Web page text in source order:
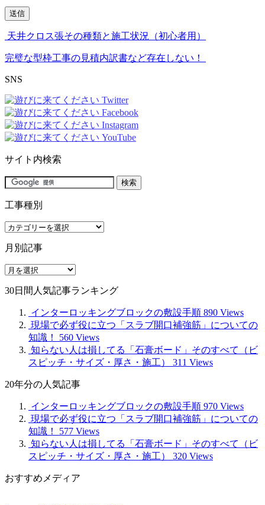
天井クロス張その種類と施工状況（初心者用）
完璧な型枠工事の見積内訳書など存在しない！
SNS
サイト内検索
工事種別
工
種
別
月別記事
月
記
30日間人気記事ランキング
インターロッキングブロックの敷設手順 890 Views
現場で必ず役に立つ「スラブ開口補強筋」についての
知識！
560 Views
知らない人は損してる「石膏ボード」そのすべて（ビ
スピッチ・サイズ・厚さ・施工）
311 Views
20年分の人気記事
インターロッキングブロックの敷設手順 970 Views
現場で必ず役に立つ「スラブ開口補強筋」についての
知識！
577 Views
知らない人は損してる「石膏ボード」そのすべて（ビ
スピッチ・サイズ・厚さ・施工）
320 Views
おすすめメディア